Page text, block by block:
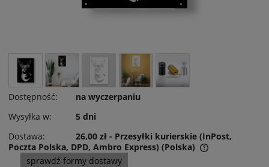
Dostępność:
na wyczerpaniu
Wysyłka w:
5 dni
Dostawa:
26,00 zł - Przesyłki kurierskie (InPost,
Poczta Polska, DPD, Ambro Express) (Polska)
Cena nie zawiera ewentualnych kosztów płatności
sprawdź formy dostawy